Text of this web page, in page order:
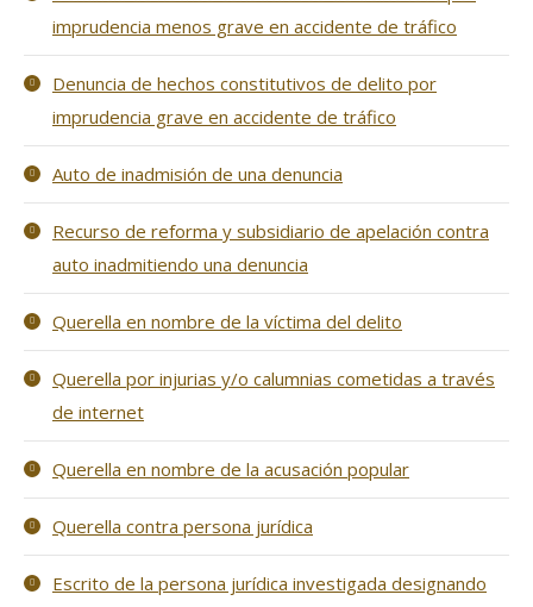
imprudencia menos grave en accidente de tráfico
Denuncia de hechos constitutivos de delito por
imprudencia grave en accidente de tráfico
Auto de inadmisión de una denuncia
Recurso de reforma y subsidiario de apelación contra
auto inadmitiendo una denuncia
Querella en nombre de la víctima del delito
Querella por injurias y/o calumnias cometidas a través
de internet
Querella en nombre de la acusación popular
Querella contra persona jurídica
Escrito de la persona jurídica investigada designando